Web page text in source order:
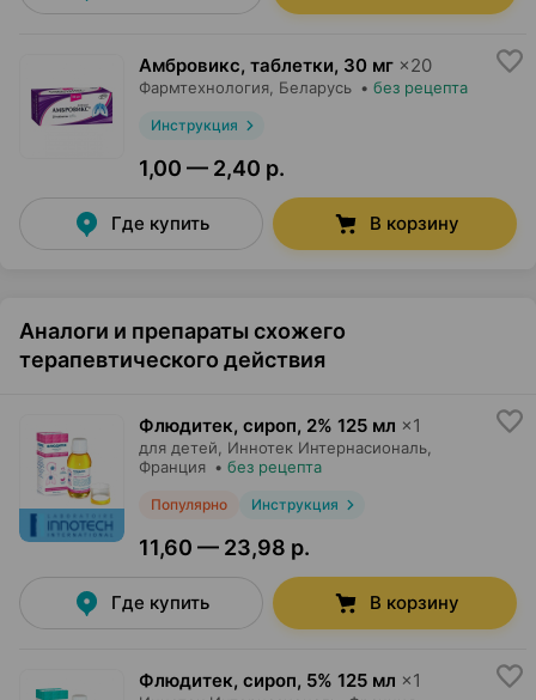
Амбровикс, таблетки, 30 мг ×20
Фармтехнология , Беларусь • без рецепта
Инструкция
1,00 — 2,40 р.
Где купить В корзину
Аналоги и препараты схожего
терапевтического действия
Флюдитек, сироп, 2% 125 мл ×1
для детей, Иннотек Интернасиональ
Франция • без рецепта
Популярно Инструкция
11,60 — 23,98 р.
Где купить В корзину
Флюдитек, сироп, 5% 125 мл ×1